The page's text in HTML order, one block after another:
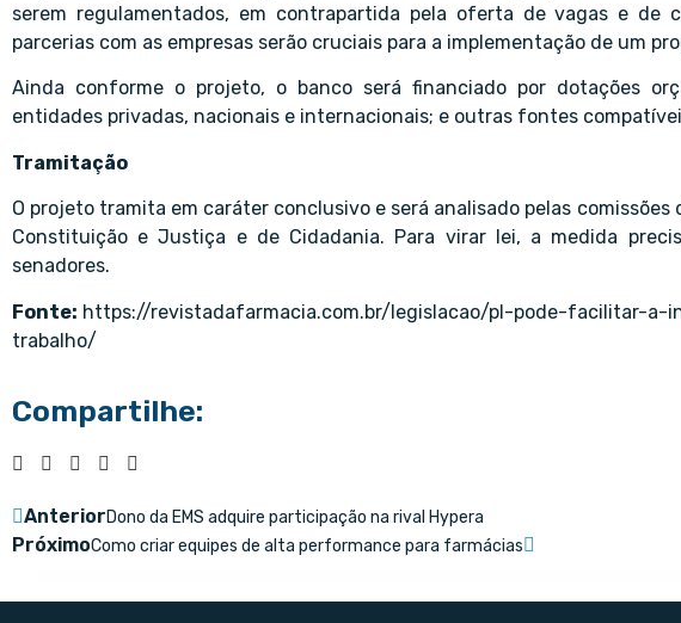
serem regulamentados, em contrapartida pela oferta de vagas e de
parcerias com as empresas serão cruciais para a implementação de um
Ainda conforme o projeto, o banco será financiado por dotações
entidades privadas, nacionais e internacionais; e outras fontes
Tramitação
O projeto tramita em caráter conclusivo e será analisado pelas comissões
Constituição e Justiça e de Cidadania. Para virar lei, a medida
senadores.
Fonte: https://revistadafarmacia.com.br/legislacao/pl-pode-facilitar-a-
trabalho/
Compartilhe:
AnteriorDono da EMS adquire participação na rival Hypera
PróximoComo criar equipes de alta performance para farmácias